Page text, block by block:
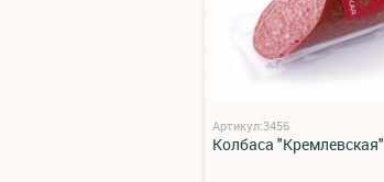
Артикул:3456
Колбаса "Кремлевская"